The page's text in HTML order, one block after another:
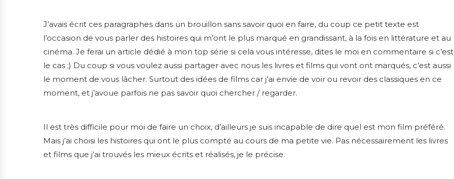
J’avais écrit ces paragraphes dans un brouillon sans savoir quoi en faire, du coup ce petit texte est
l’occasion de vous parler des histoires qui m’ont le plus marqué en grandissant, à la fois en littérature et au
cinéma. Je ferai un article dédié à mon top série si cela vous intéresse, dites le moi en commentaire si c’est
le cas ;) Du coup si vous voulez aussi partager avec nous les livres et films qui vont ont marqués, c’est aussi
le moment de vous lâcher. Surtout des idées de films car j’ai envie de voir ou revoir des classiques en ce
moment, et j’avoue parfois ne pas savoir quoi chercher / regarder.
Il est très difficile pour moi de faire un choix, d’ailleurs je suis incapable de dire quel est mon film préféré.
Mais j’ai choisi les histoires qui ont le plus compté au cours de ma petite vie. Pas nécessairement les livres
et films que j’ai trouvés les mieux écrits et réalisés, je le précise.